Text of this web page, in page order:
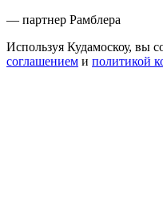
— партнер Рамблера
Используя Кудамоскоу, вы
соглашением и политикой